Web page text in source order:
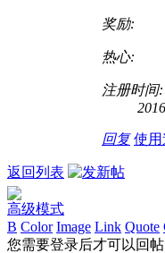
奖励:
热心:
注册时间:
回复 使
返回列表
高级模式
B Color Image Link Quote
您需要登录后才可以回帖